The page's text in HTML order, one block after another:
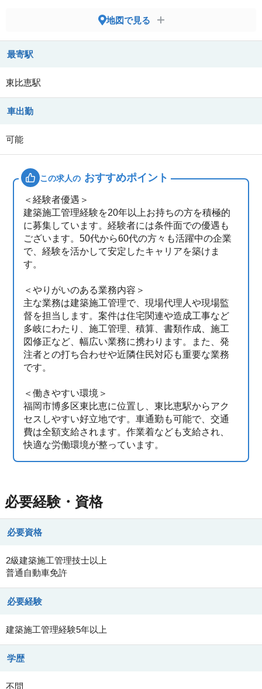
地図で見る
最寄駅
東比恵駅
車出勤
可能
この求人の おすすめポイント
＜経験者優遇＞
建築施工管理経験を20年以上お持ちの方を積極的
に募集しています。経験者には条件面での優遇も
ございます。50代から60代の方々も活躍中の企業
で、経験を活かして安定したキャリアを築けま
す。
＜やりがいのある業務内容＞
主な業務は建築施工管理で、現場代理人や現場監
督を担当します。案件は住宅関連や造成工事など
多岐にわたり、施工管理、積算、書類作成、施工
図修正など、幅広い業務に携わります。また、発
注者との打ち合わせや近隣住民対応も重要な業務
です。
＜働きやすい環境＞
福岡市博多区東比恵に位置し、東比恵駅からアク
セスしやすい好立地です。車通勤も可能で、交通
費は全額支給されます。作業着なども支給され、
快適な労働環境が整っています。
必要経験・資格
必要資格
2級建築施工管理技士以上
普通自動車免許
必要経験
建築施工管理経験5年以上
学歴
不問